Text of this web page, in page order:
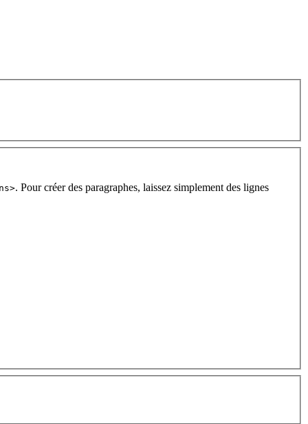
. Pour créer des paragraphes, laissez simplement des lignes